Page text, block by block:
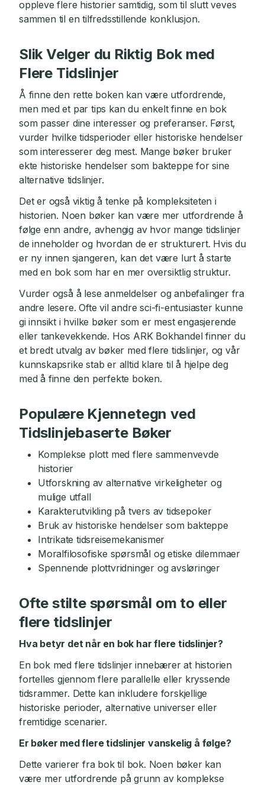
oppleve flere historier samtidig, som til slutt veves
sammen til en tilfredsstillende konklusjon.
Slik Velger du Riktig Bok med
Flere Tidslinjer
Å finne den rette boken kan være utfordrende,
men med et par tips kan du enkelt finne en bok
som passer dine interesser og preferanser. Først,
vurder hvilke tidsperioder eller historiske hendelser
som interesserer deg mest. Mange bøker bruker
ekte historiske hendelser som bakteppe for sine
alternative tidslinjer.
Det er også viktig å tenke på kompleksiteten i
historien. Noen bøker kan være mer utfordrende å
følge enn andre, avhengig av hvor mange tidslinjer
de inneholder og hvordan de er strukturert. Hvis du
er ny innen sjangeren, kan det være lurt å starte
med en bok som har en mer oversiktlig struktur.
Vurder også å lese anmeldelser og anbefalinger fra
andre lesere. Ofte vil andre sci-fi-entusiaster kunne
gi innsikt i hvilke bøker som er mest engasjerende
eller tankevekkende. Hos ARK Bokhandel finner du
et bredt utvalg av bøker med flere tidslinjer, og vår
kunnskapsrike stab er alltid klare til å hjelpe deg
med å finne den perfekte boken.
Populære Kjennetegn ved
Tidslinjebaserte Bøker
Komplekse plott med flere sammenvevde
historier
Utforskning av alternative virkeligheter og
mulige utfall
Karakterutvikling på tvers av tidsepoker
Bruk av historiske hendelser som bakteppe
Intrikate tidsreisemekanismer
Moralfilosofiske spørsmål og etiske dilemmaer
Spennende plottvridninger og avsløringer
Ofte stilte spørsmål om to eller
flere tidslinjer
Hva betyr det når en bok har flere tidslinjer?
En bok med flere tidslinjer innebærer at historien
fortelles gjennom flere parallelle eller kryssende
tidsrammer. Dette kan inkludere forskjellige
historiske perioder, alternative universer eller
fremtidige scenarier.
Er bøker med flere tidslinjer vanskelig å følge?
Dette varierer fra bok til bok. Noen bøker kan
være mer utfordrende på grunn av komplekse